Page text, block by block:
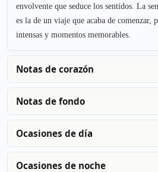
envolvente que seduce los sentidos. La
es la de un viaje que acaba de comenzar,
intensas y momentos memorables.
Notas de corazón
Notas de fondo
Ocasiones de día
Ocasiones de noche